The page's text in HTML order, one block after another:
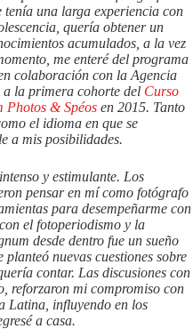
una larga experiencia con
quería obtener un
acumulados, a la vez
me enteré del programa
colaboración con la Agencia
la primera cohorte del Curso
Photos & Spéos en 2015. Tanto
el idioma en que se
a mis posibilidades.
y estimulante. Los
pensar en mí como fotógrafo
para desempeñarme con
el fotoperiodismo y la
desde dentro fue un sueño
nuevas cuestiones sobre
contar. Las discusiones con
reforzaron mi compromiso con
Latina, influyendo en los
a casa.